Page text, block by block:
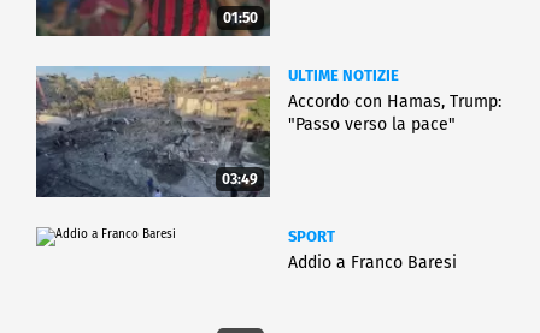
01:50
03:49
ULTIME NOTIZIE
Accordo con Hamas, Trump:
"Passo verso la pace"
SPORT
Addio a Franco Baresi